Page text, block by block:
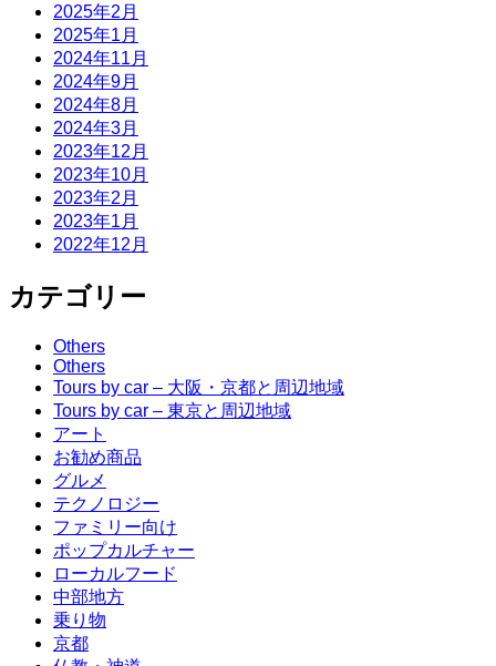
2025年2月
2025年1月
2024年11月
2024年9月
2024年8月
2024年3月
2023年12月
2023年10月
2023年2月
2023年1月
2022年12月
カテゴリー
Others
Others
Tours by car – 大阪・京都と周辺地域
Tours by car – 東京と周辺地域
アート
お勧め商品
グルメ
テクノロジー
ファミリー向け
ポップカルチャー
ローカルフード
中部地方
乗り物
京都